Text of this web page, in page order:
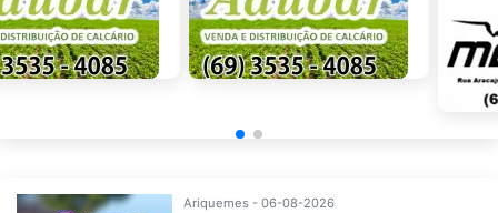
Ariquemes - 06-08-2026